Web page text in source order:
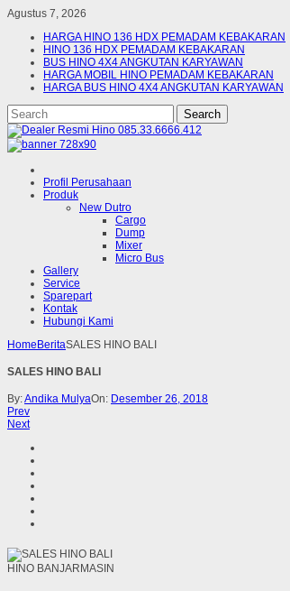
Agustus 7, 2026
HARGA HINO 136 HDX PEMADAM KEBAKARAN
HINO 136 HDX PEMADAM KEBAKARAN
BUS HINO 4X4 ANGKUTAN KARYAWAN
HARGA MOBIL HINO PEMADAM KEBAKARAN
HARGA BUS HINO 4X4 ANGKUTAN KARYAWAN
Profil Perusahaan
Produk
New Dutro
Cargo
Dump
Mixer
Micro Bus
Gallery
Service
Sparepart
Kontak
Hubungi Kami
Home BeritaSALES HINO BALI
SALES HINO BALI
By:Andika MulyaOn: Desember 26, 2018
Prev
Next
HINO BANJARMASIN